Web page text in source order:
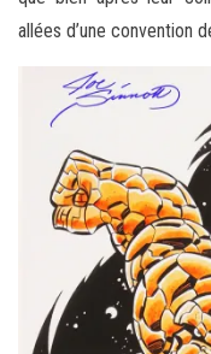
allées d’une convention